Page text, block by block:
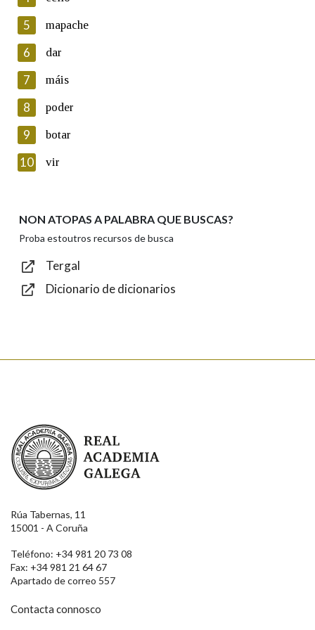
Lin e acepto as condicións da política de
Introduce o código que aparece na imaxe:
Texto de verificación
Enviar
5 mapache
6 dar
7 máis
8 poder
9 botar
10 vir
NON ATOPAS A PALABRA QUE BUSCAS?
Proba estoutros recursos de busca
Tergal
Dicionario de dicionarios
Real Academia Galega
Rúa Tabernas, 11
15001 - A Coruña
Teléfono: +34 981 20 73 08
Fax: +34 981 21 64 67
Apartado de correo 557
Contacta connosco